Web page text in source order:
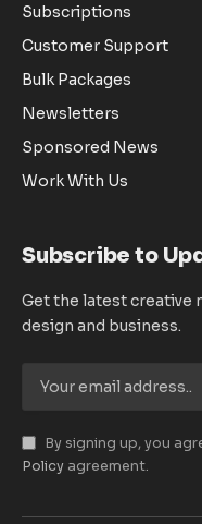
Subscriptions
Customer Support
Bulk Packages
Newsletters
Sponsored News
Work With Us
Subscribe to
Get the latest creative
design and business.
By signing up, you
Policy agreement.